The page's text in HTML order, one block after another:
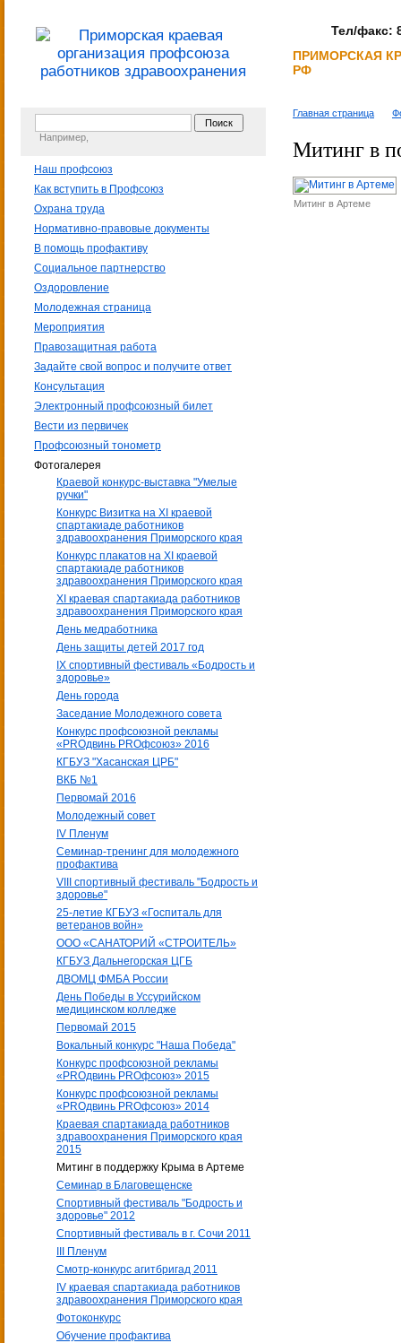
Тел/факс:
ПРИМОРСКАЯ
РФ
Например,
Наш профсоюз
Как вступить в Профсоюз
Охрана труда
Нормативно-правовые документы
В помощь профактиву
Социальное партнерство
Оздоровление
Молодежная страница
Мероприятия
Правозащитная работа
Задайте свой вопрос и получите ответ
Консультация
Электронный профсоюзный билет
Вести из первичек
Профсоюзный тонометр
Фотогалерея
Краевой конкурс-выставка "Умелые
ручки"
Конкурс Визитка на XI краевой
спартакиаде работников
здравоохранения Приморского края
Конкурс плакатов на XI краевой
спартакиаде работников
здравоохранения Приморского края
XI краевая спартакиада работников
здравоохранения Приморского края
День медработника
День защиты детей 2017 год
IX спортивный фестиваль «Бодрость и
здоровье»
День города
Заседание Молодежного совета
Конкурс профсоюзной рекламы
«PROдвинь РRОфсоюз» 2016
КГБУЗ "Хасанская ЦРБ"
ВКБ №1
Первомай 2016
Молодежный совет
IV Пленум
Семинар-тренинг для молодежного
профактива
VIII спортивный фестиваль "Бодрость и
здоровье"
25-летие КГБУЗ «Госпиталь для
ветеранов войн»
ООО «САНАТОРИЙ «СТРОИТЕЛЬ»
КГБУЗ Дальнегорская ЦГБ
ДВОМЦ ФМБА России
День Победы в Уссурийском
медицинском колледже
Первомай 2015
Вокальный конкурс "Наша Победа"
Конкурс профсоюзной рекламы
«PROдвинь РRОфсоюз» 2015
Конкурс профсоюзной рекламы
«PROдвинь РRОфсоюз» 2014
Краевая спартакиада работников
здравоохранения Приморского края
2015
Митинг в поддержку Крыма в Артеме
Семинар в Благовещенске
Спортивный фестиваль "Бодрость и
здоровье" 2012
Спортивный фестиваль в г. Сочи 2011
III Пленум
Смотр-конкурс агитбригад 2011
IV краевая спартакиада работников
здравоохранения Приморского края
Фотоконкурс
Обучение профактива
Главная страница
Митинг в
Митинг в Артеме